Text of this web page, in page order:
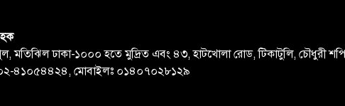
মতিঝিল ঢাকা-১০০০ হতে মুদ্রিত এবং ৪৩, হাটখোলা রোড, টিকাটুলি, চৌধুরী
০২-৪১০৫৪৪২৪, মোবাইলঃ ০১৪০৭০২৮১২৯